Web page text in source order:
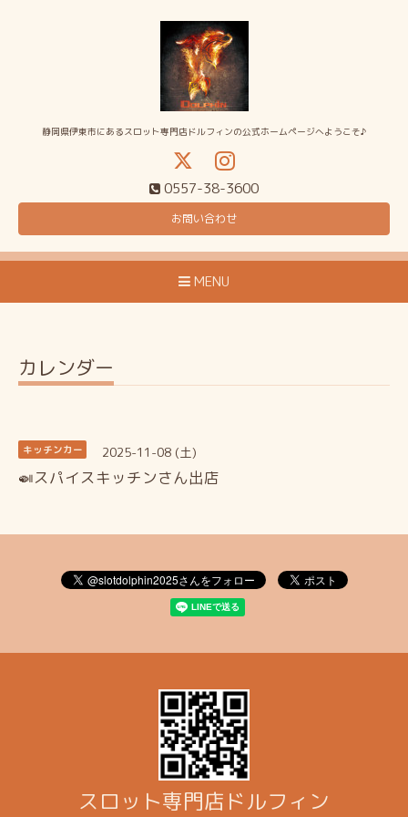
静岡県伊東市にあるスロット専門店ドルフィンの公式ホームページへようこそ♪
0557-38-3600
お問い合わせ
MENU
カレンダー
キッチンカー 2025-11-08 (土)
🍛スパイスキッチンさん出店
スロット専門店ドルフィン